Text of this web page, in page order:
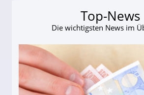
Top-News
Die wichtigsten News im